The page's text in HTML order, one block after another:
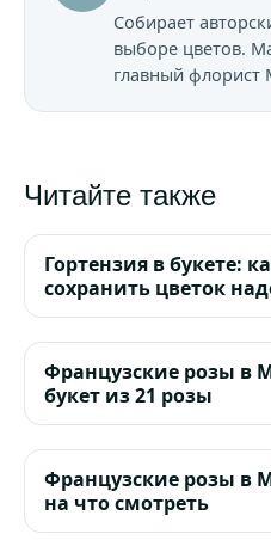
Собирает
выборе цветов.
главный флорист
Читайте также
Гортензия в букете:
сохранить цветок
Французские розы в
букет из 21 розы
Французские розы в
на что смотреть